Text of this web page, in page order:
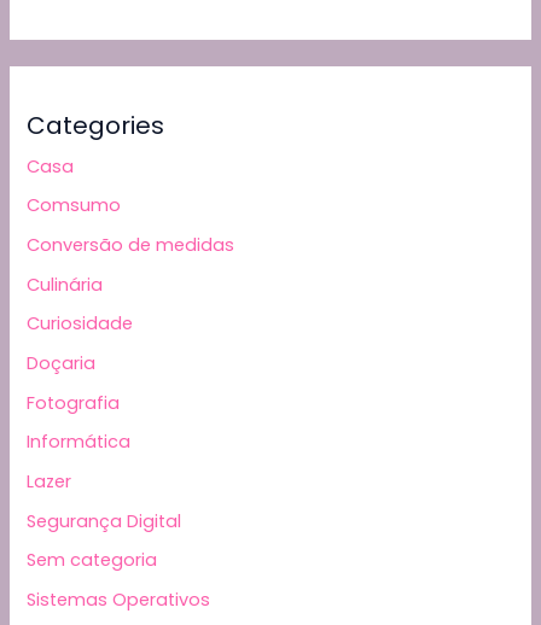
Categories
Casa
Comsumo
Conversão de medidas
Culinária
Curiosidade
Doçaria
Fotografia
Informática
Lazer
Segurança Digital
Sem categoria
Sistemas Operativos